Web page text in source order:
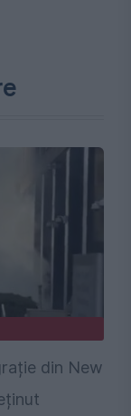
din New